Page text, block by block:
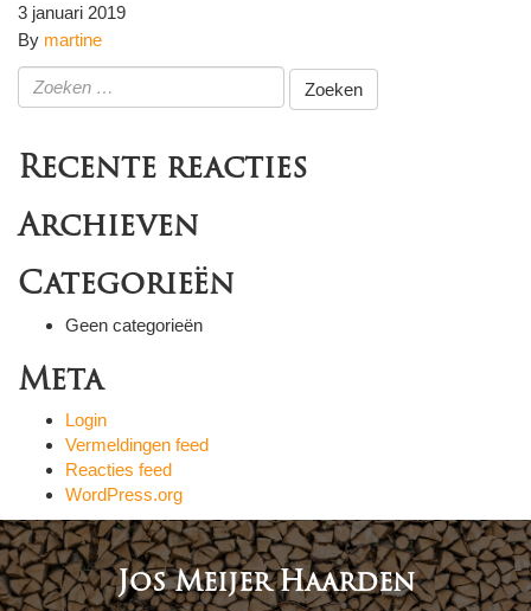
3 januari 2019
By martine
Zoeken
naar:
Recente reacties
Archieven
Categorieën
Geen categorieën
Meta
Login
Vermeldingen feed
Reacties feed
WordPress.org
Jos Meijer Haarden